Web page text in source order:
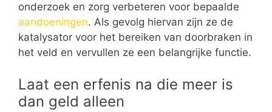
onderzoek en zorg verbeteren voor bepaalde
aandoeningen. Als gevolg hiervan zijn ze de
katalysator voor het bereiken van doorbraken in
het veld en vervullen ze een belangrijke functie.
Laat een erfenis na die meer is
dan geld alleen